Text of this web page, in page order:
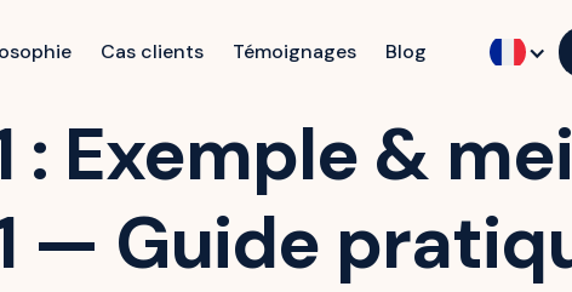
Cas clients Témoignages Blog
Exemple &
— Guide